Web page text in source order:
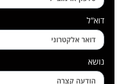
דוא"ל
נושא